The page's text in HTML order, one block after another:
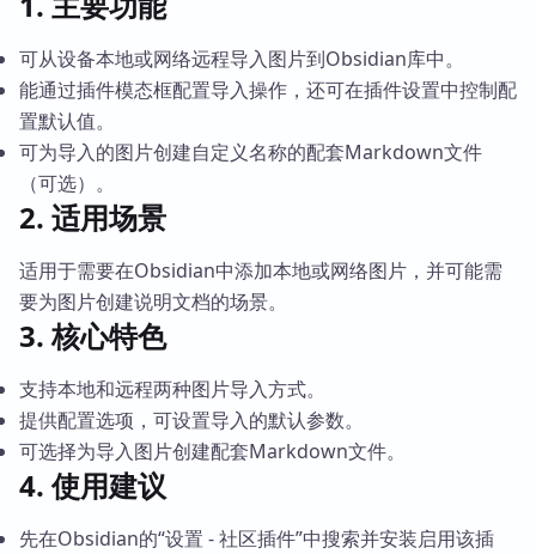
可从设备本地或网络远程导入图片到Obsidian库中。
能通过插件模态框配置导入操作，还可在插件设置中控制配
置默认值。
可为导入的图片创建自定义名称的配套Markdown文件
（可选）。
2. 适用场景
适用于需要在Obsidian中添加本地或网络图片，并可能需
要为图片创建说明文档的场景。
3. 核心特色
支持本地和远程两种图片导入方式。
提供配置选项，可设置导入的默认参数。
可选择为导入图片创建配套Markdown文件。
4. 使用建议
先在Obsidian的“设置 - 社区插件”中搜索并安装启用该插